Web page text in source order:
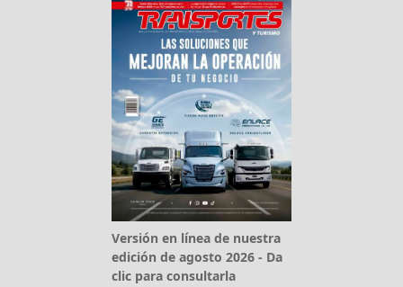
Versión en línea de nuestra
edición de agosto 2026 - Da
clic para consultarla